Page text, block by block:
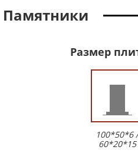
Памятники
Размер
100*50*6
60*20*15